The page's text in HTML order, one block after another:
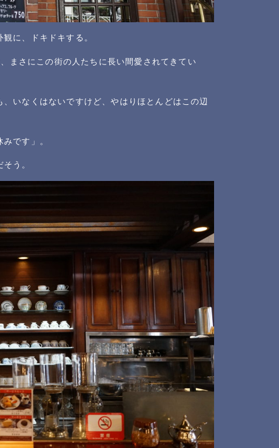
に、ドキドキする。
まさにこの街の人たちに長い間愛されてきてい
いなくはないですけど、やはりほとんどはこの辺
です」。
う。